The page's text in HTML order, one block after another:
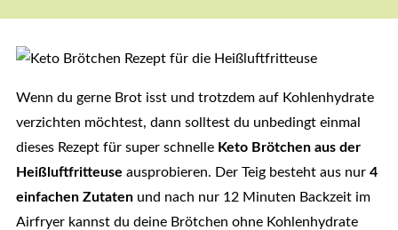
Wenn du gerne Brot isst und trotzdem auf Kohlenhydrate
verzichten möchtest, dann solltest du unbedingt einmal
dieses Rezept für super schnelle Keto Brötchen aus der
Heißluftfritteuse ausprobieren. Der Teig besteht aus nur 4
einfachen Zutatenund nach nur 12 Minuten Backzeit im
Airfryer kannst du deine Brötchen ohne Kohlenhydrate